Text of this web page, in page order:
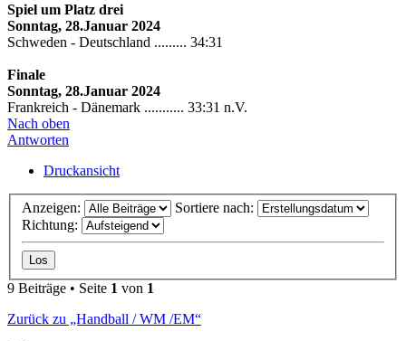
Spiel um Platz drei
Sonntag, 28.Januar 2024
Schweden - Deutschland ......... 34:31
Finale
Sonntag, 28.Januar 2024
Frankreich - Dänemark ........... 33:31 n.V.
Nach oben
Antworten
Druckansicht
Anzeigen:
Sortiere nach:
Richtung:
9 Beiträge • Seite 1 von 1
Zurück zu „Handball / WM /EM“